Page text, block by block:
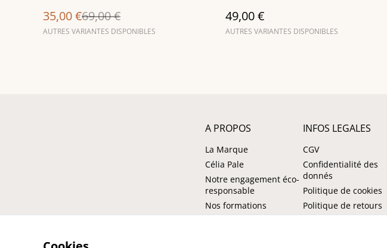
35,00 €69,00 €
AUTRES VARIANTES DISPONIBLES
49,00 €
AUTRES VARIANTES DISPONIBLES
A PROPOS
La Marque
Célia Pale
Notre engagement éco-
responsable
Nos formations
INFOS LEGALES
CGV
Confidentialité des
donnés
Politique de cookies
Politique de retours